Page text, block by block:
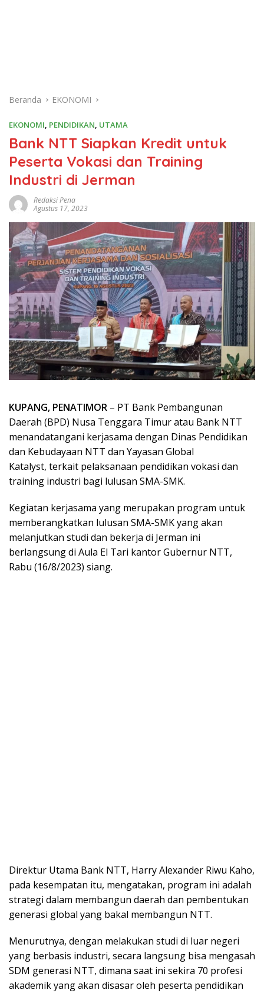
Beranda EKONOMI
EKONOMI, PENDIDIKAN, UTAMA
Bank NTT Siapkan Kredit untuk
Peserta Vokasi dan Training
Industri di Jerman
Redaksi Pena
Agustus 17, 2023
KUPANG, PENATIMOR – PT Bank Pembangunan
Daerah (BPD) Nusa Tenggara Timur atau Bank NTT
menandatangani kerjasama dengan Dinas Pendidikan
dan Kebudayaan NTT dan Yayasan Global
Katalyst, terkait pelaksanaan pendidikan vokasi dan
training industri bagi lulusan SMA-SMK.
Kegiatan kerjasama yang merupakan program untuk
memberangkatkan lulusan SMA-SMK yang akan
melanjutkan studi dan bekerja di Jerman ini
berlangsung di Aula El Tari kantor Gubernur NTT,
Rabu (16/8/2023) siang.
Direktur Utama Bank NTT, Harry Alexander Riwu Kaho,
pada kesempatan itu, mengatakan, program ini adalah
strategi dalam membangun daerah dan pembentukan
generasi global yang bakal membangun NTT.
Menurutnya, dengan melakukan studi di luar negeri
yang berbasis industri, secara langsung bisa mengasah
SDM generasi NTT, dimana saat ini sekira 70 profesi
akademik yang akan disasar oleh peserta pendidikan